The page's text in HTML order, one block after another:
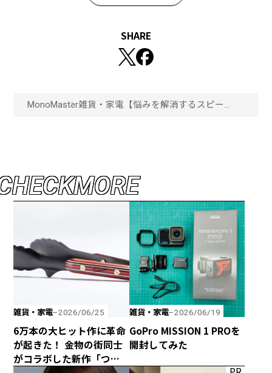
SHARE
MonoMaster雑貨・家電 【悩みを解消するスピー
HECKMORE
雑貨・家電 2026/06/25
6万本の大ヒット作に革命
が起きた！ 金物の街同士
がコラボした新作「つか
雑貨・家電 2026/06/19
GoPro MISSION 1 PROを
開封してみた